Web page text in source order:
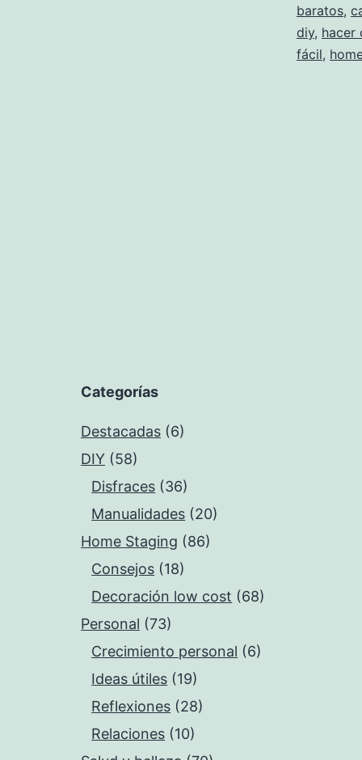
baratos,
diy, hacer
fácil,
Categorías
Destacadas (6)
DIY (58)
Disfraces (36)
Manualidades (20)
Home Staging (86)
Consejos (18)
Decoración low cost (68)
Personal (73)
Crecimiento personal (6)
Ideas útiles (19)
Reflexiones (28)
Relaciones (10)